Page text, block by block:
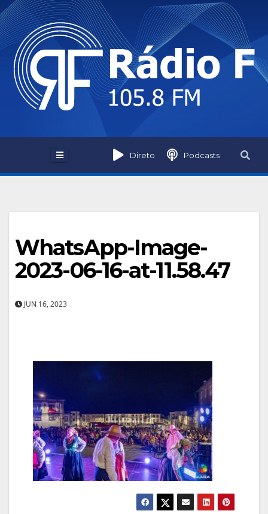
Skip
to
content
Direto Podcasts
WhatsApp-Image-
2023-06-16-at-11.58.47
JUN 16, 2023